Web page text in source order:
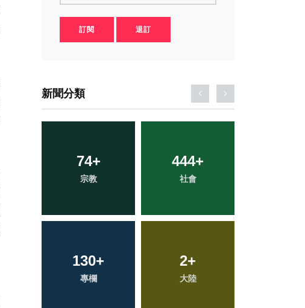
訂閱 退訂
新聞分類
74+
宗教
444+
社會
130+
專欄
2+
大陸
238+
健康
38+
科技新知
258+
文教
180
旅遊